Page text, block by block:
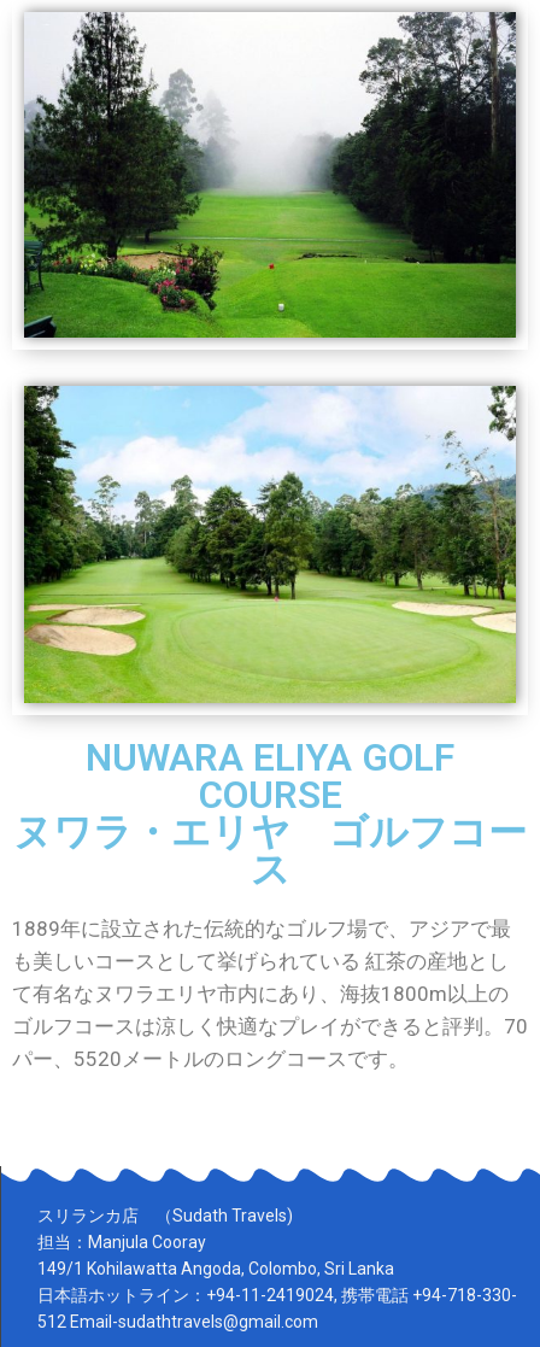
NUWARA ELIYA GOLF
COURSE
ヌワラ・エリヤ ゴルフコー
ス
1889年に設立された伝統的なゴルフ場で、アジアで最
も美しいコースとして挙げられている 紅茶の産地とし
て有名なヌワラエリヤ市内にあり、海抜1800m以上の
ゴルフコースは涼しく快適なプレイができると評判。70
パー、5520メートルのロングコースです。
スリランカ店 （Sudath Travels)
担当：Manjula Cooray
149/1 Kohilawatta Angoda, Colombo, Sri Lanka
日本語ホットライン：+94-11-2419024, 携帯電話 +94-718-330-
512 Email-sudathtravels@gmail.com